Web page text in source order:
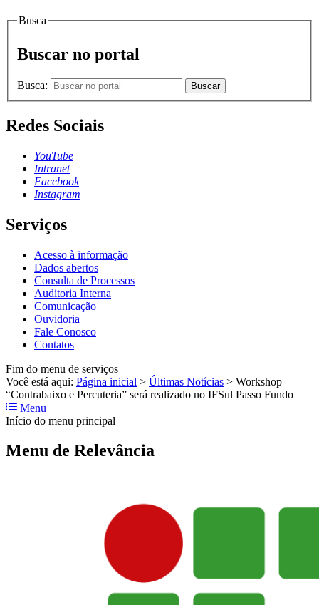
Busca
Buscar no portal
Busca: Buscar
Redes Sociais
YouTube
Intranet
Facebook
Instagram
Serviços
Acesso à informação
Dados abertos
Consulta de Processos
Auditoria Interna
Comunicação
Ouvidoria
Fale Conosco
Contatos
Fim do menu de serviços
Você está aqui: Página inicial > Últimas Notícias > Workshop
“Contrabaixo e Percuteria” será realizado no IFSul Passo Fundo
Menu
Início do menu principal
Menu de Relevância